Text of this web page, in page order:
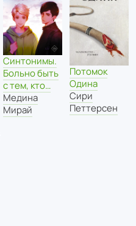
Синтонимы.
Больно быть
с тем, кто…
Медина
Мирай
Потомок
Одина
Сири
Петтерсен